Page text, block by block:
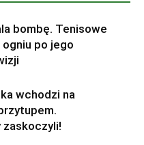
bombę. Tenisowe
po jego
wchodzi na
zaskoczyli!